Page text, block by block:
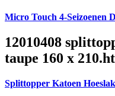
Micro Touch 4-Seizoenen
12010408
taupe 160 x
Splittopper Katoen